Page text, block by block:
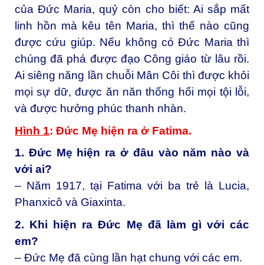
của Đức Maria, quỷ còn cho biết: Ai sắp mất
linh hồn mà kêu tên Maria, thì thế nào cũng
được cứu giúp. Nếu không có Đức Maria thì
chúng đã phá được đạo Công giáo từ lâu rồi.
Ai siêng năng lần chuỗi Mân Côi thì được khỏi
mọi sự dữ, được ăn năn thống hối mọi tội lỗi,
và được hưởng phúc thanh nhàn.
Hình 1: Đức Mẹ hiện ra ở Fatima.
1. Đức Mẹ hiện ra ở đâu vào năm nào và
với ai?
– Năm 1917, tại Fatima với ba trẻ là Lucia,
Phanxicô và Giaxinta.
2. Khi hiện ra Đức Mẹ đã làm gì với các
em?
– Đức Mẹ đã cùng lần hạt chung với các em.